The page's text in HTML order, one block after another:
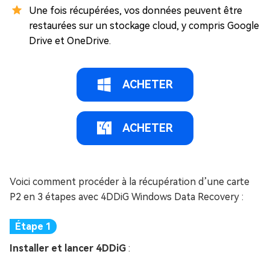
Une fois récupérées, vos données peuvent être
restaurées sur un stockage cloud, y compris Google
Drive et OneDrive.
ACHETER
ACHETER
Voici comment procéder à la récupération d’une carte
P2 en 3 étapes avec 4DDiG Windows Data Recovery :
Installer et lancer 4DDiG :